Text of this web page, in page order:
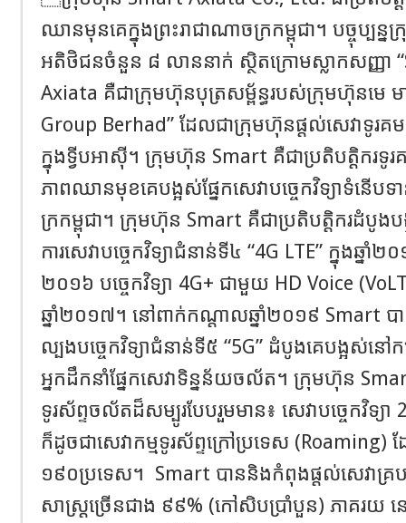
ឈាន​មុន​គេ​ក្នុង​ព្រះរាជា​ណាចក្រ​កម្ពុជា។ បច្ចុប្បន្
អតិថិជន​ចំនួន ៨ លាននាក់ ស្ថិត​ក្រោម​ស្លាក​សញ្ញា
Axiata គឺជា​ក្រុមហ៊ុន​បុត្រសម្ព័ន្ធ​របស់ក្រុមហ៊ុនមេ ម
Group Berhad” ដែល​ជា​ក្រុមហ៊ុន​ផ្ដល់​សេវា​ទូរ
ក្នុង​ទ្វីប​អាស៊ី។ ក្រុមហ៊ុន Smart គឺ​ជា​ប្រតិបត្តិករ​
ភាព​ឈាន​មុខគេ​បង្អស់​ផ្នែក​សេវា​បច្ចេកវិទ្យា​ទំនើ
ក្រ​​ក​​ម្ពុ​ជា​។ ក្រុមហ៊ុន Smart គឺជា​ប្រតិបត្ដិករ​ដំបូង​
ការ​សេវា​បច្ចេកវិទ្យា​ជំនាន់​ទី៤ “4G LTE” ក្នុង​ឆ្នាំ​២
២០១៦ បច្ចេកវិទ្យា 4G+ ជា​មួយ HD Voice
ឆ្នាំ២០១៧។ នៅ​ពាក់​កណ្តាល​ឆ្នាំ២០១៩ Smart ប
ល្បង​បច្ចេកវិទ្យា​ជំនាន់​ទី៥ “5G” ដំបូង​គេ​បង្អស់​នៅ​ក
អ្នក​ដឹក​នាំ​ផ្នែក​សេវា​ទិន្នន័យចល័ត។ ក្រុមហ៊ុន
ទូរស័ព្ទចល័ត​ដ៏​សម្បូរ​បែប​រួម​មាន៖ សេវាបច្ចេក​វិទ្យា
ក៏​ដូច​ជា​សេវា​កម្ម​ទូរស័ព្ទ​ក្រៅ​ប្រទេស (Roaming)
១៩០ប្រទេស។ Smart បាន​និង​កំពុង​ផ្តល់​សេវា​គ្រ
សាស្ត្រ​ច្រើន​ជាង ៩៩% (កៅ​សិប​ប្រាំ​បួន) ភាគរយ ន